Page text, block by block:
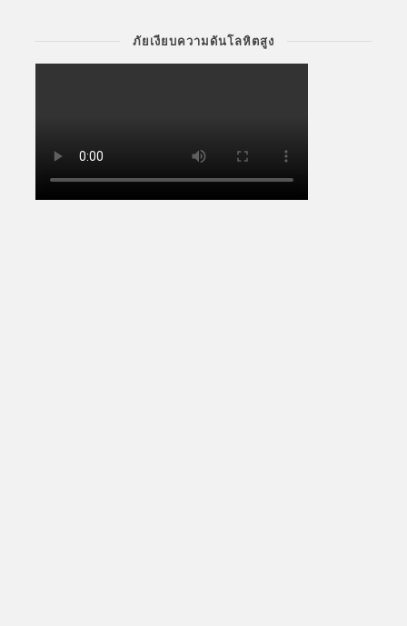
ภัยเงียบความดันโลหิตสูง